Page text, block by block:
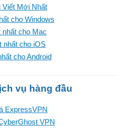
Viết Mới Nhất
cho Windows
nhất cho Mac
nhất cho iOS
cho Android
vụ hàng đầu
ExpressVPN
VPN